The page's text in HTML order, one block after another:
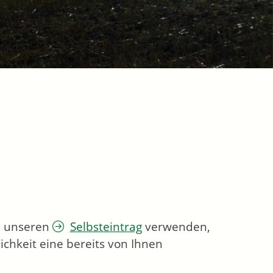
unseren Selbsteintragverwenden,
eine bereits von Ihnen